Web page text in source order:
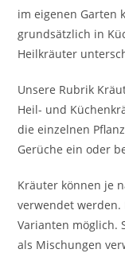
im eigenen Garten
grundsätzlich in
Heilkräuter
Unsere Rubrik
Heil- und
die einzelnen
Gerüche ein oder
Kräuter können je
verwendet werden.
Varianten möglich.
als Mischungen